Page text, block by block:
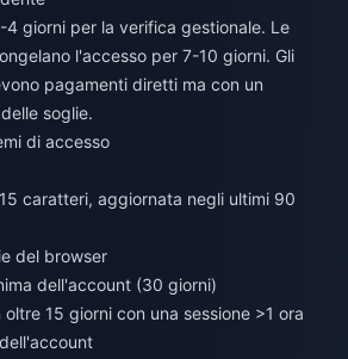
4 giorni per la verifica gestionale. Le
l'accesso per 7-10 giorni. Gli
pagamenti diretti ma con un
soglie.
di accesso
caratteri, aggiornata negli ultimi 90
del browser
dell'account (30 giorni)
15 giorni con una sessione >1 ora